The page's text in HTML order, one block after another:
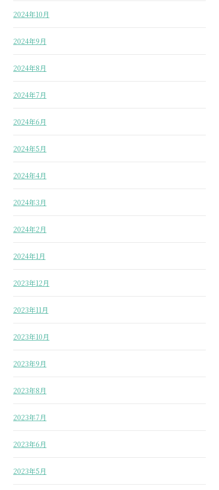
2024年10月
2024年9月
2024年8月
2024年7月
2024年6月
2024年5月
2024年4月
2024年3月
2024年2月
2024年1月
2023年12月
2023年11月
2023年10月
2023年9月
2023年8月
2023年7月
2023年6月
2023年5月